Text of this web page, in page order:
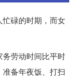
碌的时期，而女
劳动时间比平时
备年夜饭、打扫